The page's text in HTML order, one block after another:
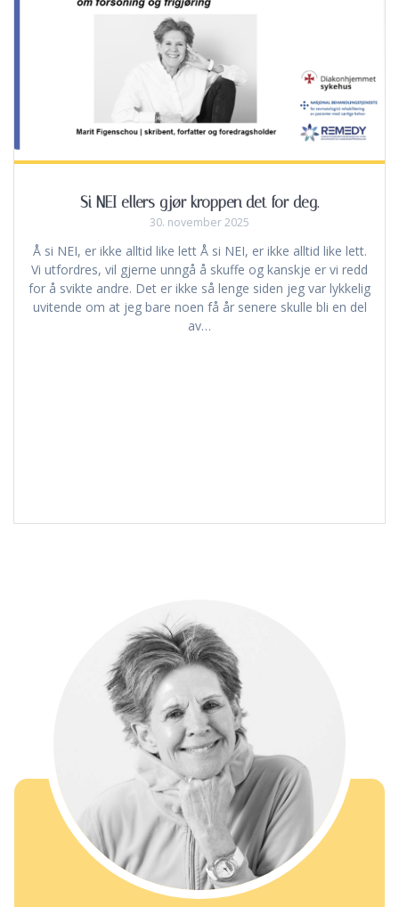
Si NEI ellers gjør kroppen det for deg.
30. november 2025
Å si NEI, er ikke alltid like lett Å si NEI, er ikke alltid like lett.
Vi utfordres, vil gjerne unngå å skuffe og kanskje er vi redd
for å svikte andre. Det er ikke så lenge siden jeg var lykkelig
uvitende om at jeg bare noen få år senere skulle bli en del
av…